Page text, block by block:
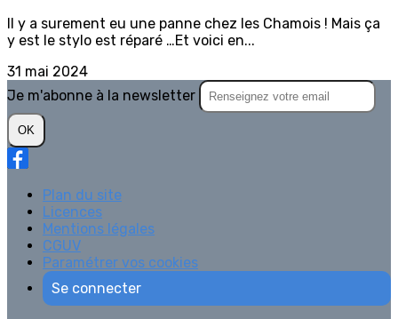
Il y a surement eu une panne chez les Chamois ! Mais ça
y est le stylo est réparé …Et voici en...
31 mai 2024
Je m'abonne à la newsletter
OK
Plan du site
Licences
Mentions légales
CGUV
Paramétrer vos cookies
Se connecter